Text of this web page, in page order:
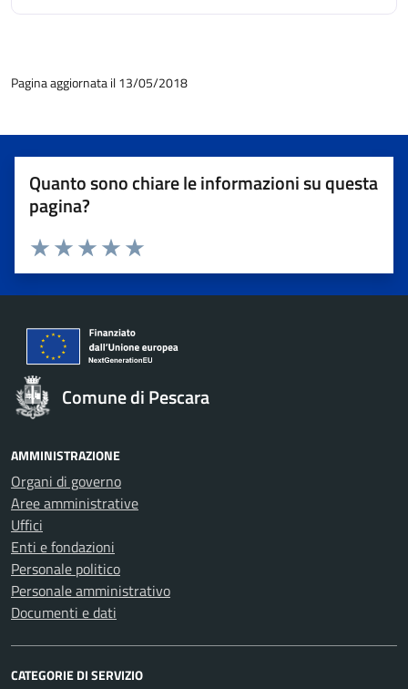
Pagina aggiornata il 13/05/2018
Quanto sono chiare le informazioni su questa
pagina?
Valuta 5 stelle su 5
Valuta 4 stelle su 5
Valuta 3 stelle su 5
Valuta 2 stelle su 5
Valuta 1 stelle su 5
Comune di Pescara
AMMINISTRAZIONE
Organi di governo
Aree amministrative
Uffici
Enti e fondazioni
Personale politico
Personale amministrativo
Documenti e dati
CATEGORIE DI SERVIZIO